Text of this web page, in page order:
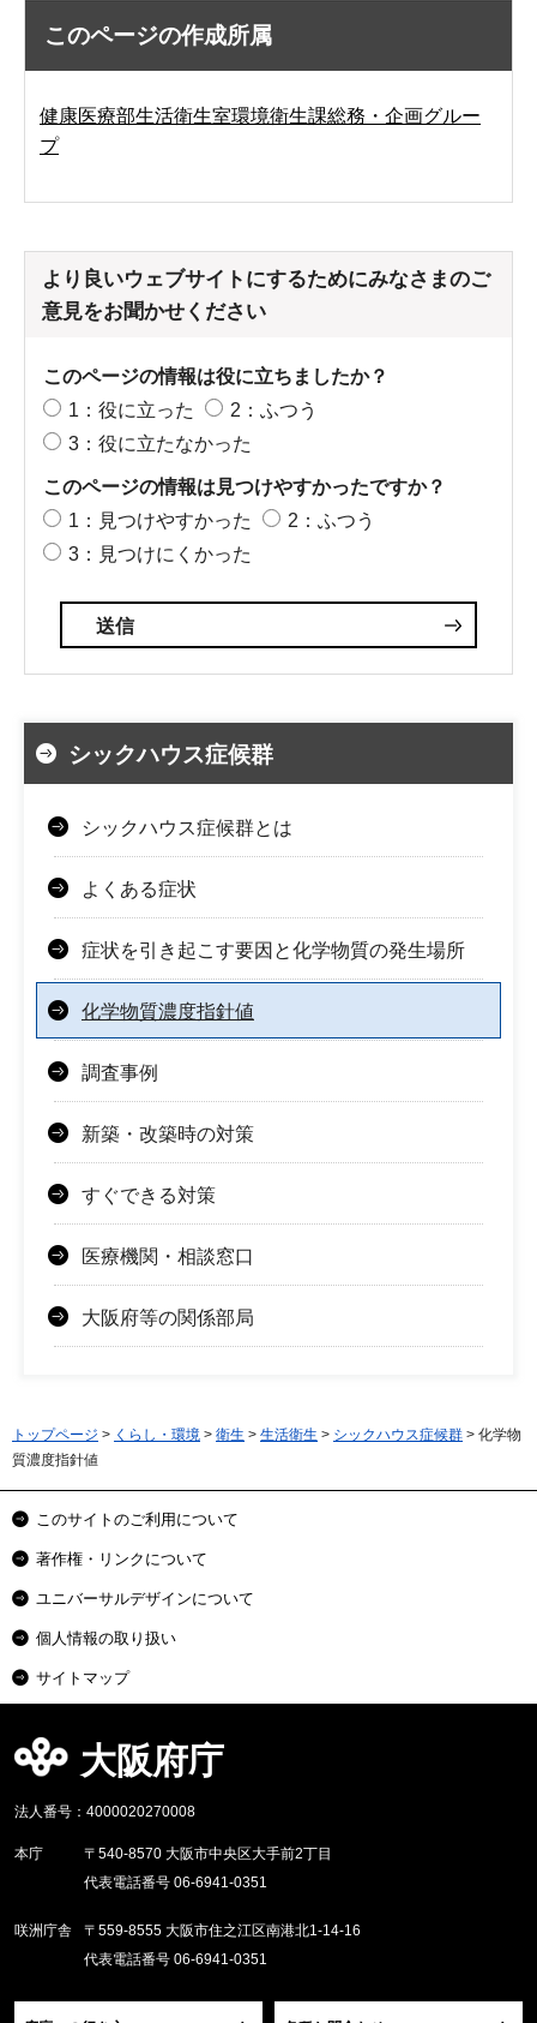
このページの作成所属
健康医療部生活衛生室環境衛生課総務・企画グルー
プ
より良いウェブサイトにするためにみなさまのご
意見をお聞かせください
このページの情報は役に立ちましたか？
1：役に立った
2：ふつう
3：役に立たなかった
このページの情報は見つけやすかったですか？
1：見つけやすかった
2：ふつう
3：見つけにくかった
シックハウス症候群
シックハウス症候群とは
よくある症状
症状を引き起こす要因と化学物質の発生場所
化学物質濃度指針値
調査事例
新築・改築時の対策
すぐできる対策
医療機関・相談窓口
大阪府等の関係部局
トップページ > くらし・環境 > 衛生 > 生活衛生 > シックハウス症候群 > 化学物
質濃度指針値
このサイトのご利用について
著作権・リンクについて
ユニバーサルデザインについて
個人情報の取り扱い
サイトマップ
大阪府庁
法人番号：4000020270008
本庁
〒540-8570 大阪市中央区大手前2丁目
代表電話番号 06-6941-0351
咲洲庁舎
〒559-8555 大阪市住之江区南港北1-14-16
代表電話番号 06-6941-0351